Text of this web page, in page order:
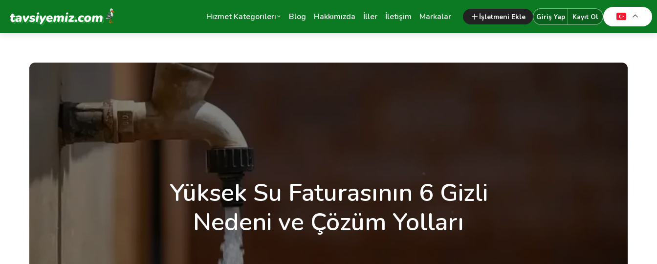
Tavsiyemiz Anasayfa Hizmet Kategorileri Blog Hakkımızda İller İletişim Markalar İşletmeni Ekle Giriş Yap Kayıt Ol
Yüksek Su Faturasının 6 Gizli
Nedeni ve Çözüm Yolları